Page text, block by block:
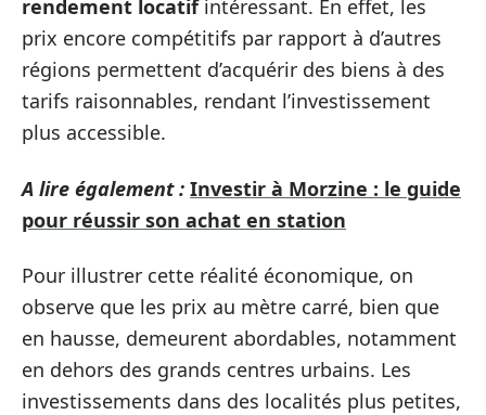
rendement locatifintéressant. En effet, les
prix encore compétitifs par rapport à d’autres
régions permettent d’acquérir des biens à des
tarifs raisonnables, rendant l’investissement
plus accessible.
A lire également : Investir à Morzine : le guide
pour réussir son achat en station
Pour illustrer cette réalité économique, on
observe que les prix au mètre carré, bien que
en hausse, demeurent abordables, notamment
en dehors des grands centres urbains. Les
investissements dans des localités plus petites,